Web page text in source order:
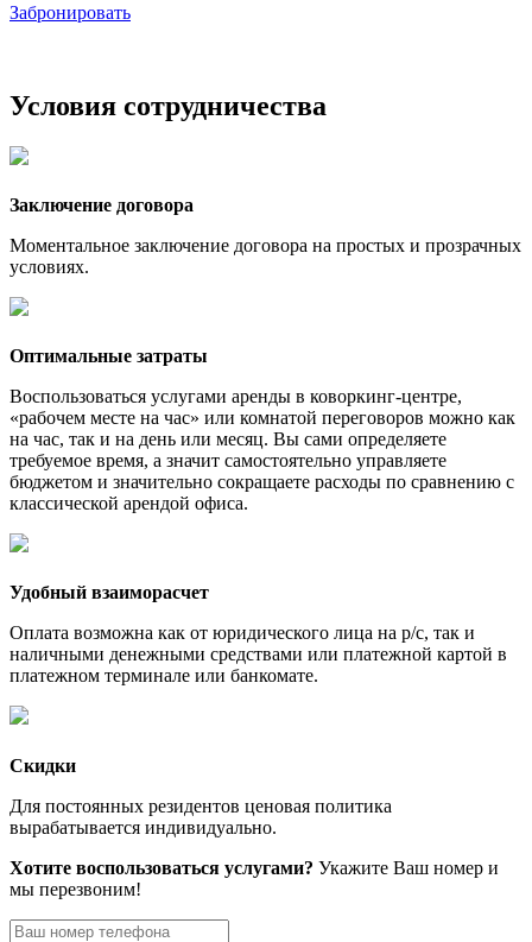
Забронировать
Условия сотрудничества
Заключение договора
Моментальное заключение договора на простых и прозрачных
условиях.
Оптимальные затраты
Воспользоваться услугами аренды в коворкинг-центре,
«рабочем месте на час» или комнатой переговоров можно как
на час, так и на день или месяц. Вы сами определяете
требуемое время, а значит самостоятельно управляете
бюджетом и значительно сокращаете расходы по сравнению с
классической арендой офиса.
Удобный взаиморасчет
Оплата возможна как от юридического лица на р/с, так и
наличными денежными средствами или платежной картой в
платежном терминале или банкомате.
Скидки
Для постоянных резидентов ценовая политика
вырабатывается индивидуально.
Хотите воспользоваться услугами? Укажите Ваш номер и
мы перезвоним!